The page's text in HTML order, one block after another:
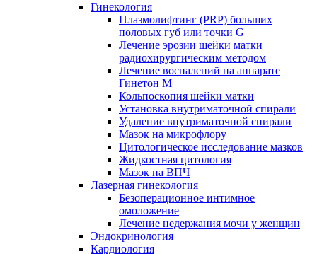
Гинекология
Плазмолифтинг (PRP) больших
половых губ или точки G
Лечение эрозии шейки матки
радиохирургическим методом
Лечение воспалений на аппарате
Гинетон М
Кольпоскопия шейки матки
Установка внутриматочной спирали
Удаление внутриматочной спирали
Мазок на микрофлору
Цитологическое исследование мазков
Жидкостная цитология
Мазок на ВПЧ
Лазерная гинекология
Безоперационное интимное
омоложение
Лечение недержания мочи у женщин
Эндокринология
Кардиология